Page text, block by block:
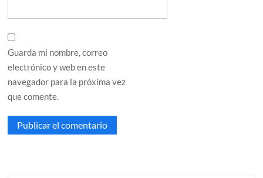
Guarda mi nombre, correo
electrónico y web en este
navegador para la próxima vez
que comente.